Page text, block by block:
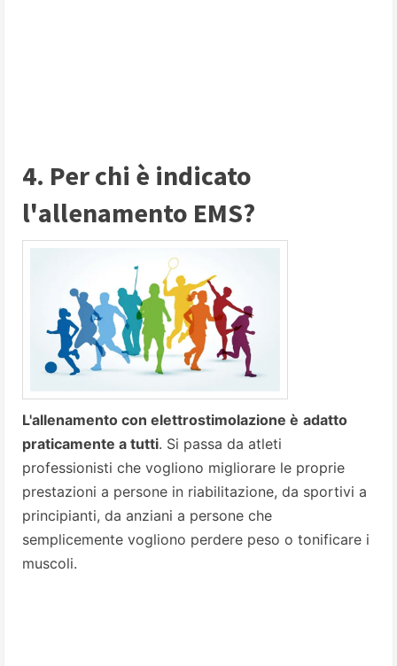
4. Per chi è indicato
l'allenamento EMS?
L'allenamento con elettrostimolazione è adatto
praticamente a tutti. Si passa da atleti
professionisti che vogliono migliorare le proprie
prestazioni a persone in riabilitazione, da sportivi a
principianti, da anziani a persone che
semplicemente vogliono perdere peso o tonificare i
muscoli.